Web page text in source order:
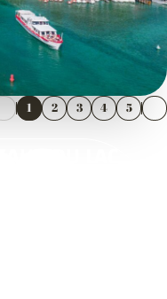
1 2 3 4 5